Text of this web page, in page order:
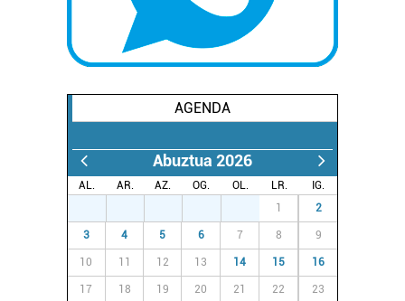
AGENDA
Abuztua 2026
AL. AR. AZ. OG. OL. LR.
IG.
1 2
3 4 5 6 7 8 9
10 11 12 13 14 15 16
17 18 19 20 21 22 23